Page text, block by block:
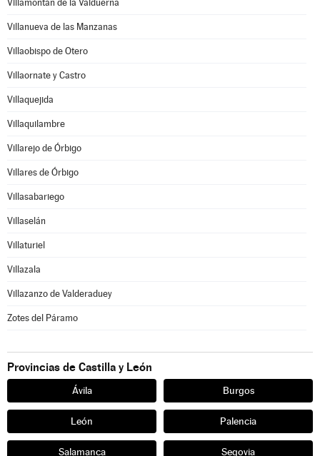
Villamontán de la Valduerna
Villanueva de las Manzanas
Villaobispo de Otero
Villaornate y Castro
Villaquejida
Villaquilambre
Villarejo de Órbigo
Villares de Órbigo
Villasabariego
Villaselán
Villaturiel
Villazala
Villazanzo de Valderaduey
Zotes del Páramo
Provincias de Castilla y León
Ávila Burgos
León Palencia
Salamanca Segovia